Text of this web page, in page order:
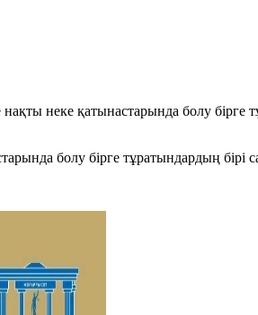
неке қатынастарында болу
болу бірге тұратындардың